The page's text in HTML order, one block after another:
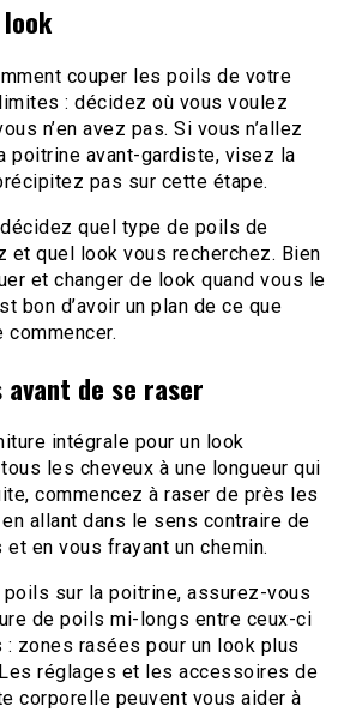
couper les poils de votre
: décidez où vous voulez
n’en avez pas. Si vous n’allez
poitrine avant-gardiste, visez la
pas sur cette étape.
quel type de poils de
et quel look vous recherchez. Bien
et changer de look quand vous le
bon d’avoir un plan de ce que
de se raser
intégrale pour un look
les cheveux à une longueur qui
commencez à raser de près les
allant dans le sens contraire de
en vous frayant un chemin.
sur la poitrine, assurez-vous
de poils mi-longs entre ceux-ci
zones rasées pour un look plus
réglages et les accessoires de
corporelle peuvent vous aider à